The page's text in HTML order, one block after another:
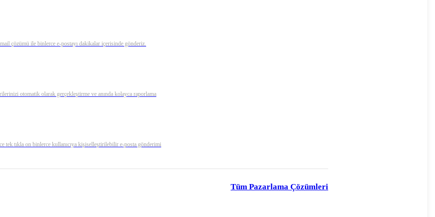
çözümü ile binlerce e-postayı dakikalar içerisinde gönderiz.
otomatik olarak gerçekleştirme ve anında kolayca raporlama
tek tıkla on binlerce kullanıcıya kişiselleştirilebilir e-posta gönderimi
Tüm Pazarlama Çözümleri